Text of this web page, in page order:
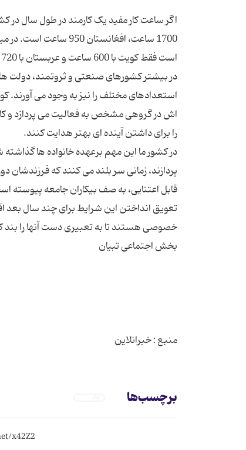
1700 ساعت،
در بیشتر کشورهای صنعتی و ثروتمند، دولت
استعدادهای مختلف را نیز به وجود می آورند.
اش در گروهی مشخص به فعالیت می پردازد و
در کشور ما این مهم برعهده خانواده ها
پردازند، زمانی سر بلند می کنند که
قابل اعتنایی، به صف بیکاران جامعه پیوسته
تعویق انداختن این شرایط برای چند سال بعد
منبع : خبرانلاین
برچسب‌ها